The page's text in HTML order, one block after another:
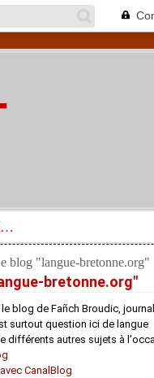
Réhabilitation d’un écrivain de langue bretonne aujourd’hui mal connu et méconnu
bretonne.org"
blog de Fañch Broudic,
surtout question ici de langue
différents autres sujets à
CanalBlog